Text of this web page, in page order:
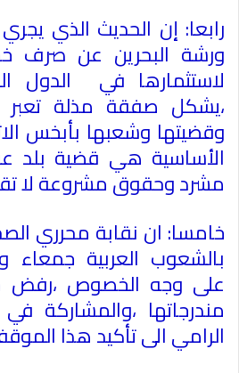
رابعا: إن الحديث الذي
ورشة البحرين عن صرف
لاستثمارها في الدول
،يشكل صفقة مذلة
وقضيتها وشعبها بأبخس
الأساسية هي قضية
مشرد وحقوق مشروعة لا
خامسا: ان نقابة محرري
بالشعوب العربية جمعاء
على وجه الخصوص ،رفض
مندرجاتها ،والمشاركة
الرامي الى تأكيد هذا